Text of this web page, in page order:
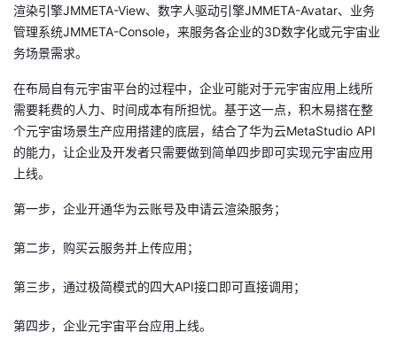
渲染引擎JMMETA-View、数字人驱动引擎JMMETA-Avatar、业务
管理系统JMMETA-Console，来服务各企业的3D数字化或元宇宙业
务场景需求。
在布局自有元宇宙平台的过程中，企业可能对于元宇宙应用上线所
需要耗费的人力、时间成本有所担忧。基于这一点，积木易搭在整
个元宇宙场景生产应用搭建的底层，结合了华为云MetaStudio API
的能力，让企业及开发者只需要做到简单四步即可实现元宇宙应用
上线。
第一步，企业开通华为云账号及申请云渲染服务；
第二步，购买云服务并上传应用；
第三步，通过极简模式的四大API接口即可直接调用；
第四步， 企业元宇宙平台应用上线。